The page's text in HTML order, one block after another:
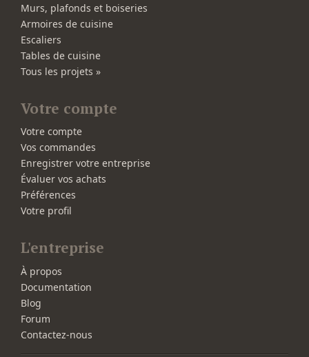
Murs, plafonds et boiseries
Armoires de cuisine
Escaliers
Tables de cuisine
Tous les projets »
Votre compte
Votre compte
Vos commandes
Enregistrer votre entreprise
Évaluer vos achats
Préférences
Votre profil
L'entreprise
À propos
Documentation
Blog
Forum
Contactez-nous